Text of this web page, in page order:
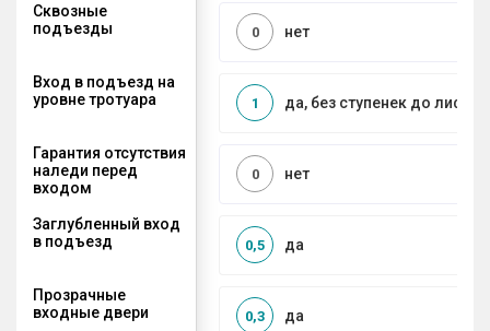
Сквозные
подъезды
нет
0
Вход в подъезд на
уровне тротуара
да, без ступенек до лифта
1
Гарантия отсутствия
наледи перед
входом
нет
0
Заглубленный вход
в подъезд
да
0,5
Прозрачные
входные двери
да
0,3